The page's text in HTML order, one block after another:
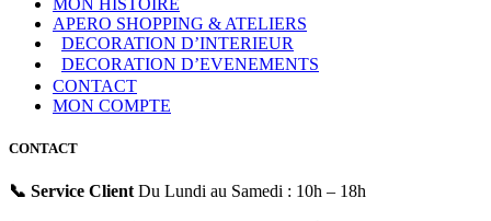
MON HISTOIRE
APERO SHOPPING & ATELIERS
DECORATION D’INTERIEUR
DECORATION D’EVENEMENTS
CONTACT
MON COMPTE
CONTACT
📞 Service Client Du Lundi au Samedi : 10h – 18h